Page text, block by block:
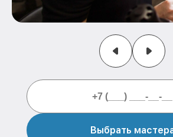
Выбрать